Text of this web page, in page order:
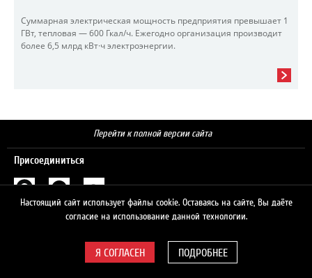
Суммарная электрическая мощность предприятия превышает 1
ГВт, тепловая — 600 Гкал/ч. Ежегодно организация производит
более 6,5 млрд кВт·ч электроэнергии.
Перейти к полной версии сайта
Присоединиться
Настоящий сайт использует файлы cookie. Оставаясь на сайте, Вы даёте
согласие на использование данной технологии.
ПОДРОБНЕЕ